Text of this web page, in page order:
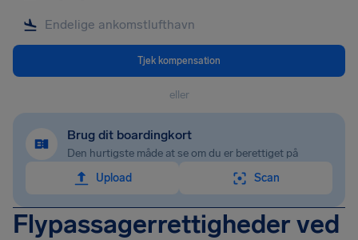
Tjek kompensation
eller
Brug dit boardingkort
Den hurtigste måde at se om du er berettiget på
Upload
Scan
Flypassagerrettigheder ved